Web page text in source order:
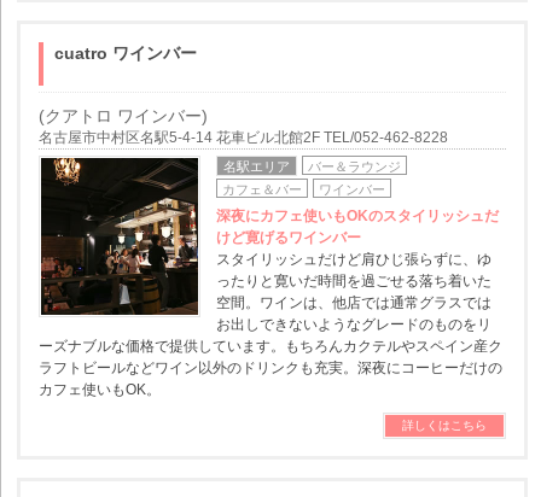
cuatro ワインバー
(クアトロ ワインバー)
名古屋市中村区名駅5-4-14 花車ビル北館2F TEL/052-462-8228
名駅エリア
バー＆ラウンジ
カフェ＆バー
ワインバー
深夜にカフェ使いもOKのスタイリッシュだ
けど寛げるワインバー
スタイリッシュだけど肩ひじ張らずに、ゆ
ったりと寛いだ時間を過ごせる落ち着いた
空間。ワインは、他店では通常グラスでは
お出しできないようなグレードのものをリ
ーズナブルな価格で提供しています。もちろんカクテルやスペイン産ク
ラフトビールなどワイン以外のドリンクも充実。深夜にコーヒーだけの
カフェ使いもOK。
詳しくはこちら